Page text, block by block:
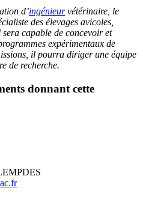
d’ingénieurvétérinaire, le
des élevages avicoles,
capable de concevoir et
expérimentaux de
il pourra diriger une équipe
de recherche.
donnant cette